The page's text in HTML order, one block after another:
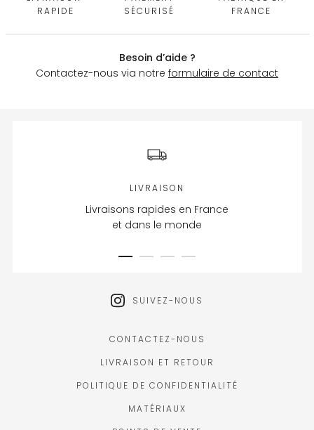
RAPIDE
SÉCURISÉ
FRANCE
Besoin d’aide ?
Contactez-nous via notre formulaire de contact
LIVRAISON
Livraisons rapides en France
et dans le monde
SUIVEZ-NOUS
CONTACTEZ-NOUS
LIVRAISON ET RETOUR
POLITIQUE DE CONFIDENTIALITÉ
MATÉRIAUX